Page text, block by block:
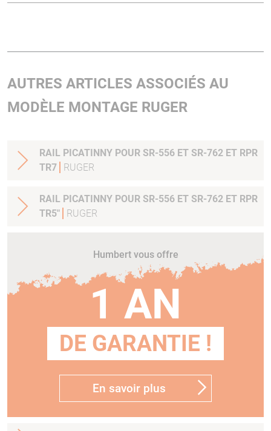
AUTRES ARTICLES ASSOCIÉS AU
MODÈLE MONTAGE RUGER
RAIL PICATINNY POUR SR-556 ET SR-762 ET RPR
TR7
RUGER
RAIL PICATINNY POUR SR-556 ET SR-762 ET RPR
TR5"
RUGER
Humbert vous offre
1 AN
DE GARANTIE !
En savoir plus